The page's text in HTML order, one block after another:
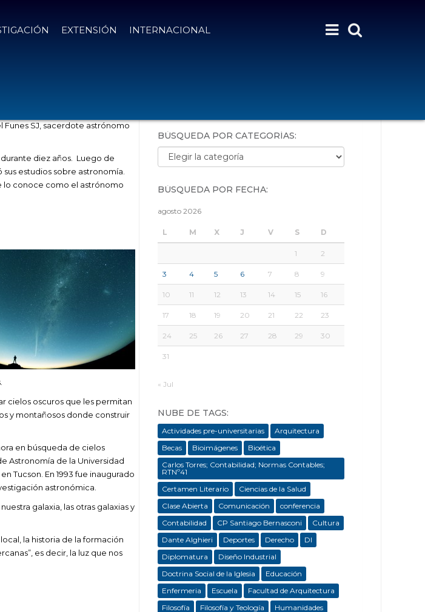
EXTENSIÓN INTERNACIONAL
Funes SJ, sacerdote astrónomo
diez años. Luego de
estudios sobre astronomía.
lo conoce como el astrónomo
cielos oscuros que les permitan
y montañosos donde construir
en búsqueda de cielos
Astronomía de la Universidad
Tucson. En 1993 fue inaugurado
astronómica.
galaxia, las otras galaxias y
la historia de la formación
es decir, la luz que nos
BÚSQUEDA POR CATEGORÍAS:
Búsqueda por categorías:
BÚSQUEDA POR FECHA:
agosto 2026
L M X J V S D
1 2
3 4 5 6 7 8 9
10 11 12 13 14 15 16
17 18 19 20 21 22 23
24 25 26 27 28 29 30
31
« Jul
NUBE DE TAGS:
Actividades pre-universitarias
Arquitectura
Becas
Bioimágenes
Bioética
Carlos Torres; Contabilidad; Normas Contables;
RTNº41
Certamen Literario
Ciencias de la Salud
Clase Abierta
Comunicación
conferencia
Contabilidad
CP Santiago Bernasconi
Cultura
Dante Alghieri
Deportes Derecho
DI
Diplomatura
Diseño Industrial
Doctrina Social de la Iglesia
Educación
Enfermeria
Escuela
Facultad de Arquitectura
Filosofía
Filosofía y Teología
Humanidades